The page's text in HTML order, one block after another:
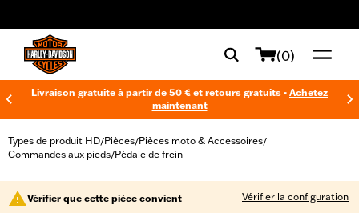
(0)
Livraison gratuite à partir de 50 € et retours gratuits - Achetez
maintenant
Types de produit HD/Pièces/Pièces moto & Accessoires/
Commandes aux pieds/Pédale de frein
Vérifier que cette pièce convient Vérifier la configuration